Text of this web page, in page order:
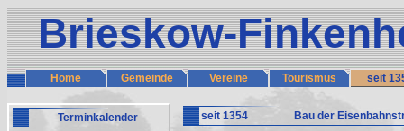
Brieskow-
Home Gemeinde Vereine Tourismus seit
Terminkalender
seit 1354 Bau der